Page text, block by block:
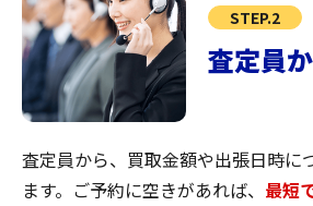
STEP.2
査定員
査定員から、買取金額や出張日時に
ます。ご予約に空きがあれば、 最短